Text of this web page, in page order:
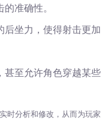
准确性。
后坐力，使得射击更加
甚至允许角色穿越某些
时分析和修改，从而为玩家